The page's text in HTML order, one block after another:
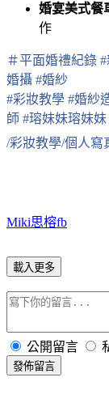
婚宴美式餐
作
＃平面婚禮紀錄 #
婚攝 #婚紗
#彩妝教學 #婚紗
師 #瑢妹妹瑢妹
/彩妝教學/個 人寫
Miki思榕fb
載入更多
公開留言
發佈留言